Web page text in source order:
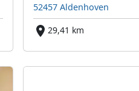
52457 Aldenhoven
29,41 km